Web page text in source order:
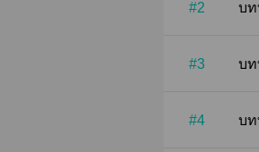
#2 บ
#3 บ
#4 บ